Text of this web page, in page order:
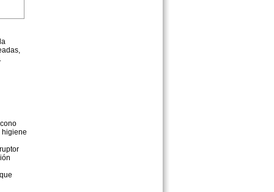
higiene